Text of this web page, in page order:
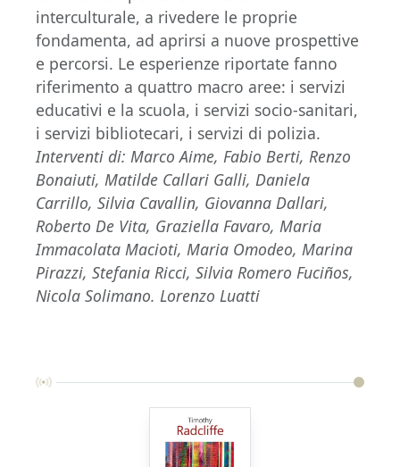
interculturale, a rivedere le proprie
fondamenta, ad aprirsi a nuove prospettive
e percorsi. Le esperienze riportate fanno
riferimento a quattro macro aree: i servizi
educativi e la scuola, i servizi socio-sanitari,
i servizi bibliotecari, i servizi di polizia.
Interventi di: Marco Aime, Fabio Berti, Renzo
Bonaiuti, Matilde Callari Galli, Daniela
Carrillo, Silvia Cavallin, Giovanna Dallari,
Roberto De Vita, Graziella Favaro, Maria
Immacolata Macioti, Maria Omodeo, Marina
Pirazzi, Stefania Ricci, Silvia Romero Fuciños,
Nicola Solimano. Lorenzo Luatti